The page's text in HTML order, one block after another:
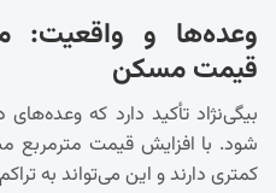
وعده‌ها و واقعیت:
قیمت مسکن
بیگی‌نژاد تأکید دارد که
شود. با افزایش قیمت مترمربع
کمتری دارند و این می‌تواند به